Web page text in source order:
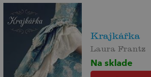
Krajkářka
Laura Frantz
Na sklade